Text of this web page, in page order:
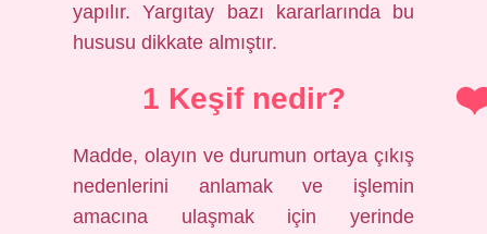
yapılır. Yargıtay bazı kararlarında bu
hususu dikkate almıştır.
1 Keşif nedir?
Madde, olayın ve durumun ortaya çıkış
nedenlerini anlamak ve işlemin
amacına ulaşmak için yerinde